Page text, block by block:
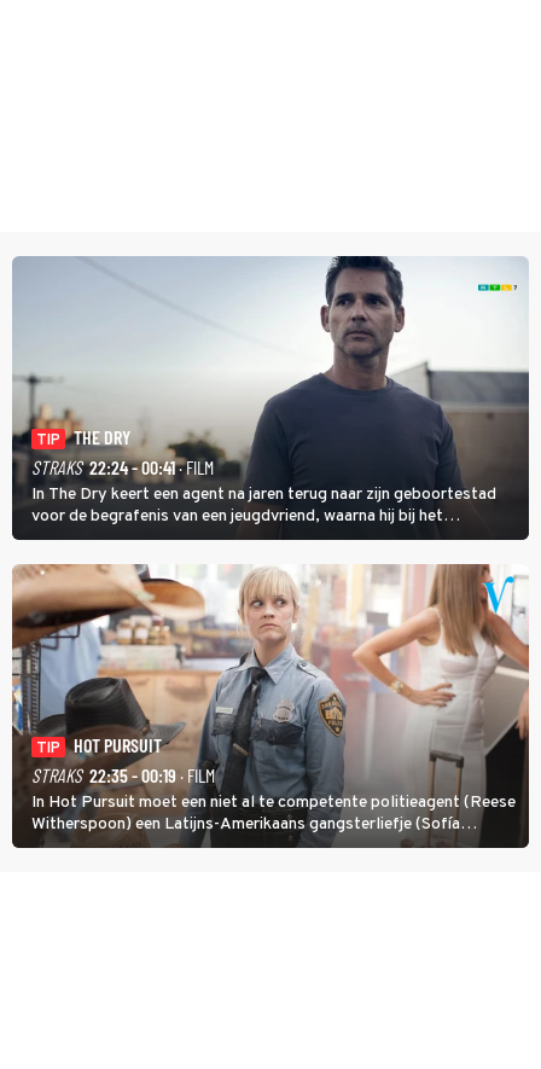
TIP
THE DRY
STRAKS 22:24 - 00:41· FILM
In The Dry keert een agent na jaren terug naar zijn geboortestad
voor de begrafenis van een jeugdvriend, waarna hij bij het
onderzoeken van diens dood een verband begint te vermoeden
met een oude zaak.
TIP
HOT PURSUIT
STRAKS 22:35 - 00:19 · FILM
In Hot Pursuit moet een niet al te competente politieagent (Reese
Witherspoon) een Latijns-Amerikaans gangsterliefje (Sofía
Vergara) beschermen tegen corrupte agenten en moordlustige